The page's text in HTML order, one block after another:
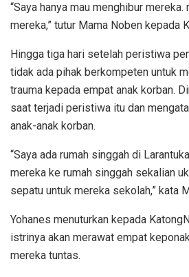
“Saya hanya mau menghibur
mereka,” tutur Mama Noben kepada
Hingga tiga hari setelah peristiwa
tidak ada pihak berkompeten untuk
trauma kepada empat anak korban.
saat terjadi peristiwa itu dan
anak-anak korban.
“Saya ada rumah singgah di
mereka ke rumah singgah sekalian
sepatu untuk mereka sekolah,” kata
Yohanes menuturkan kepada
istrinya akan merawat empat
mereka tuntas.